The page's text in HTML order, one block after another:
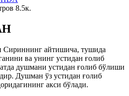
8.5к.
айтишича, тушида
ва унинг устидан ғолиб
душмани устидан ғолиб бўлиши
Душман ўз устидан ғолиб
акси бўлади.